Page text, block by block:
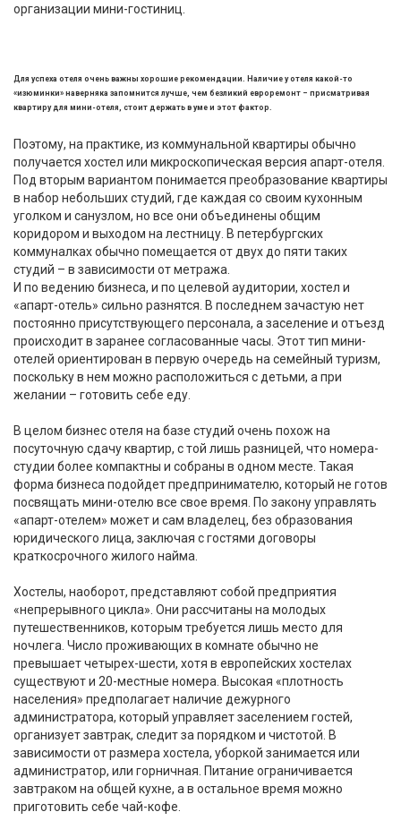
организации мини-гостиниц.
Для успеха отеля очень важны хорошие рекомендации. Наличие у отеля какой-то
«изюминки» наверняка запомнится лучше, чем безликий евроремонт – присматривая
квартиру для мини-отеля, стоит держать в уме и этот фактор.
Поэтому, на практике, из коммунальной квартиры обычно
получается хостел или микроскопическая версия апарт-отеля.
Под вторым вариантом понимается преобразование квартиры
в набор небольших студий, где каждая со своим кухонным
уголком и санузлом, но все они объединены общим
коридором и выходом на лестницу. В петербургских
коммуналках обычно помещается от двух до пяти таких
студий – в зависимости от метража.
И по ведению бизнеса, и по целевой аудитории, хостел и
«апарт-отель» сильно разнятся. В последнем зачастую нет
постоянно присутствующего персонала, а заселение и отъезд
происходит в заранее согласованные часы. Этот тип мини-
отелей ориентирован в первую очередь на семейный туризм,
поскольку в нем можно расположиться с детьми, а при
желании – готовить себе еду.
В целом бизнес отеля на базе студий очень похож на
посуточную сдачу квартир, с той лишь разницей, что номера-
студии более компактны и собраны в одном месте. Такая
форма бизнеса подойдет предпринимателю, который не готов
посвящать мини-отелю все свое время. По закону управлять
«апарт-отелем» может и сам владелец, без образования
юридического лица, заключая с гостями договоры
краткосрочного жилого найма.
Хостелы, наоборот, представляют собой предприятия
«непрерывного цикла». Они рассчитаны на молодых
путешественников, которым требуется лишь место для
ночлега. Число проживающих в комнате обычно не
превышает четырех-шести, хотя в европейских хостелах
существуют и 20-местные номера. Высокая «плотность
населения» предполагает наличие дежурного
администратора, который управляет заселением гостей,
организует завтрак, следит за порядком и чистотой. В
зависимости от размера хостела, уборкой занимается или
администратор, или горничная. Питание ограничивается
завтраком на общей кухне, а в остальное время можно
приготовить себе чай-кофе.